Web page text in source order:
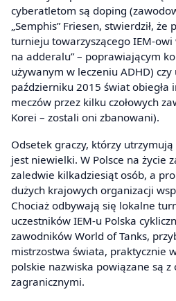
cyberatletom są doping
„Semphis” Friesen, stwierdził,
turnieju towarzyszącego IEM-owi
na adderalu” – poprawiającym
używanym w leczeniu ADHD)
październiku 2015 świat
meczów przez kilku czołowych
Korei – zostali oni zbanowani).
Odsetek graczy, którzy
jest niewielki. W Polsce na życie
zaledwie kilkadziesiąt osób, a
dużych krajowych organizacji
Chociaż odbywają się lokalne
uczestników IEM-u Polska
zawodników World of Tanks,
mistrzostwa świata, praktycznie
polskie nazwiska powiązane są z
zagranicznymi.